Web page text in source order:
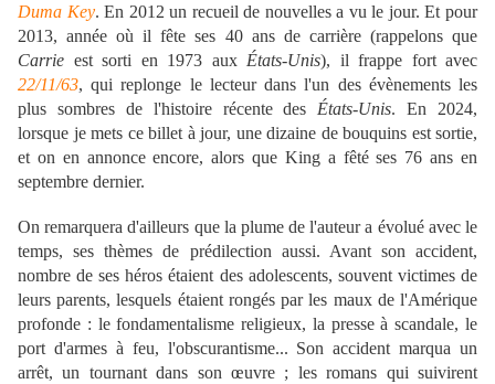
Duma Key. En 2012 un recueil de nouvelles a vu le jour. Et pour
2013, année où il fête ses 40 ans de carrière (rappelons que
Carrie est sorti en 1973 aux États-Unis), il frappe fort avec
22/11/63, qui replonge le lecteur dans l'un des évènements les
plus sombres de l'histoire récente des États-Unis. En 2024,
lorsque je mets ce billet à jour, une dizaine de bouquins est sortie,
et on en annonce encore, alors que King a fêté ses 76 ans en
septembre dernier.
On remarquera d'ailleurs que la plume de l'auteur a évolué avec le
temps, ses thèmes de prédilection aussi. Avant son accident,
nombre de ses héros étaient des adolescents, souvent victimes de
leurs parents, lesquels étaient rongés par les maux de l'Amérique
profonde : le fondamentalisme religieux, la presse à scandale, le
port d'armes à feu, l'obscurantisme... Son accident marqua un
arrêt, un tournant dans son œuvre ; les romans qui suivirent